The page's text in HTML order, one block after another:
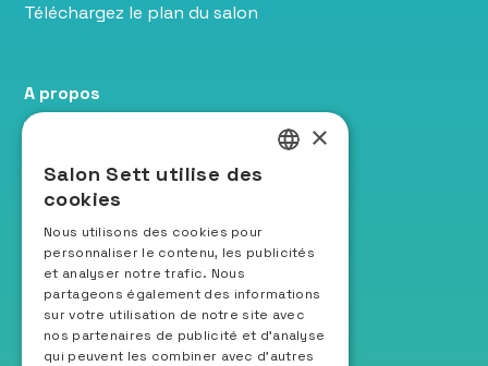
Téléchargez le plan du salon
A propos
Sett Hospitality
Les fédérations organisatrices
Presse & partenaires
Nos actions éco-responsables
Restez informés
ITALIAN
SPANISH
×
Salon Sett utilise des
cookies
Nous utilisons des cookies pour
personnaliser le contenu, les publicités
et analyser notre trafic. Nous
partageons également des informations
sur votre utilisation de notre site avec
nos partenaires de publicité et d'analyse
qui peuvent les combiner avec d'autres